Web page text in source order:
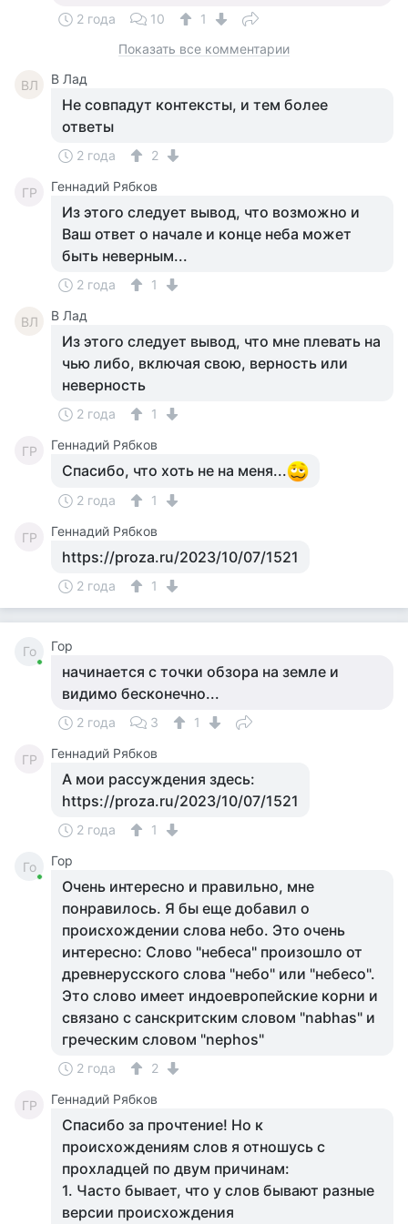
2 года 10
1
Показать все комментарии
ВЛ В Лад
Не совпадут контексты, и тем более
ответы
2 года 2
ГР Геннадий Рябков
Из этого следует вывод, что возможно и
Ваш ответ о начале и конце неба может
быть неверным...
2 года 1
ВЛ В Лад
Из этого следует вывод, что мне плевать на
чью либо, включая свою, верность или
неверность
2 года 1
ГР Геннадий Рябков
Спасибо, что хоть не на меня...
2 года 1
ГР Геннадий Рябков
https://proza.ru/2023/10/07/1521
2 года 1
Го Гор
начинается с точки обзора на земле и
видимо бесконечно...
2 года 3 1
ГР Геннадий Рябков
А мои рассуждения здесь:
https://proza.ru/2023/10/07/1521
2 года 1
Го Гор
Очень интересно и правильно, мне
понравилось. Я бы еще добавил о
происхождении слова небо. Это очень
интересно: Слово "небеса" произошло от
древнерусского слова "небо" или "небесо".
Это слово имеет индоевропейские корни и
связано с санскритским словом "nabhas" и
греческим словом "nephos"
2 года 2
ГР Геннадий Рябков
Спасибо за прочтение! Но к
происхождениям слов я отношусь с
прохладцей по двум причинам:
1. Часто бывает, что у слов бывают разные
версии происхождения